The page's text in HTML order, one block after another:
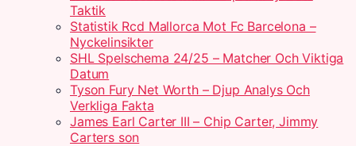
Taktik
Statistik Rcd Mallorca Mot Fc Barcelona –
Nyckelinsikter
SHL Spelschema 24/25 – Matcher Och Viktiga
Datum
Tyson Fury Net Worth – Djup Analys Och
Verkliga Fakta
James Earl Carter III – Chip Carter, Jimmy
Carters son